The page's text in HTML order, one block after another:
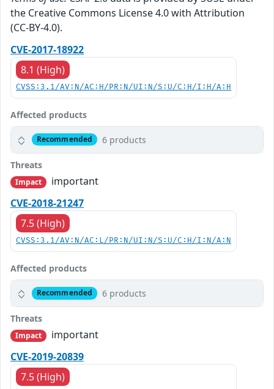
the Creative Commons License 4.0 with Attribution
(CC-BY-4.0).
CVE-2017-18922
8.1 (High)
CVSS:3.1/AV:N/AC:H/PR:N/UI:N/S:U/C:H/I:H/A:H
Affected products
Recommended 6 products
Threats
Impact
important
CVE-2018-21247
7.5 (High)
CVSS:3.1/AV:N/AC:L/PR:N/UI:N/S:U/C:H/I:N/A:N
Affected products
Recommended 6 products
Threats
Impact
important
CVE-2019-20839
7.5 (High)